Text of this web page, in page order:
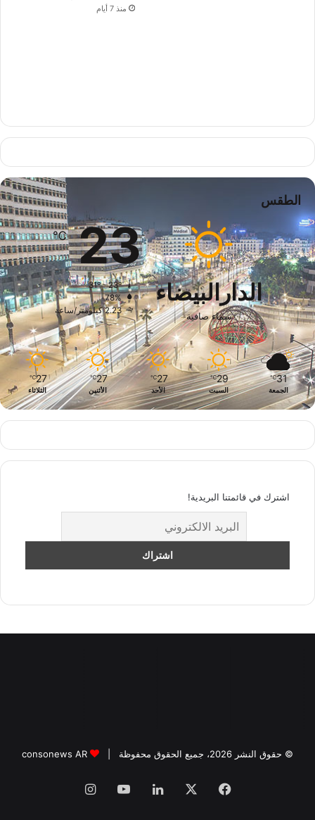
منذ 7 أيام
الطقس
الدارالبيضاء
سماء صافية
23
℃
31º - 23º
78%
2.23 كيلومتر/ساعة
31
℃
الجمعة
29
℃
السبت
27
℃
الأحد
27
℃
الأثنين
27
℃
الثلاثاء
اشترك في قائمتنا البريدية!
© حقوق النشر 2026، جميع الحقوق محفوظة | consonews AR
فيسبوك لينكدإن‫YouTubeانستقرام